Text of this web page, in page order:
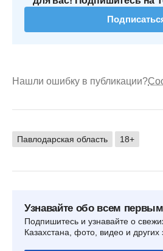
Нашли ошибку в публикации?
Павлодарская область 18+
Узнавайте обо всем
Подпишитесь и узнавайте о
Казахстана, фото, видео и других